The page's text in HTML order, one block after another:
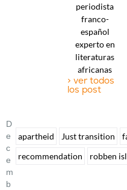
periodista
franco-
español
experto en
literaturas
africanas
> ver todos
los post
D
E
C
E
M
B
apartheid Just transition
recommendation
robben